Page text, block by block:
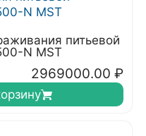
питьевой
N MST
2969000.00 ₽